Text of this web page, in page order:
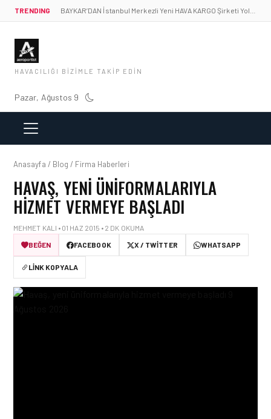
TRENDING
HAVACILIĞI BIZIMLE TAKIP EDIN
Pazar, Ağustos 9
Anasayfa / Blog / Firma Haberleri
HAVAŞ, YENI ÜNIFORMALARIYLA
HIZMET VERMEYE BAŞLADI
MEHMET KALI • 01 HAZ 2015 • 2 DK OKUMA
BEĞEN
FACEBOOK X / TWITTER WHATSAPP
LINK KOPYALA